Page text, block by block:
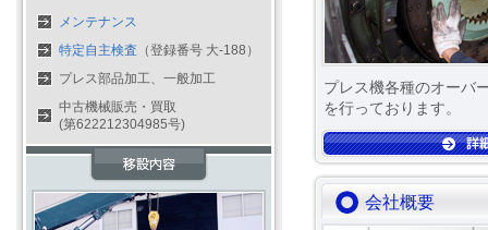
プレス機各種のオーバ
を行っております。
会社概要
メンテナンス
特定自主検査 （登録番号 大-188）
プレス部品加工、一般加工
中古機械販売・買取
(第622212304985号)